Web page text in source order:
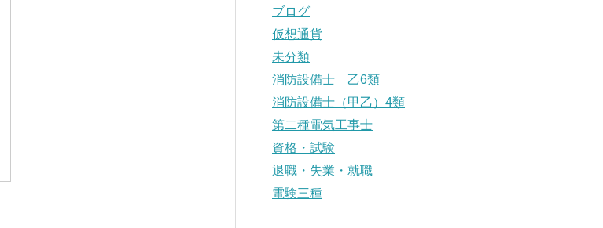
ブログ
仮想通貨
未分類
消防設備士 乙6類
消防設備士（甲乙）4類
第二種電気工事士
資格・試験
退職・失業・就職
電験三種